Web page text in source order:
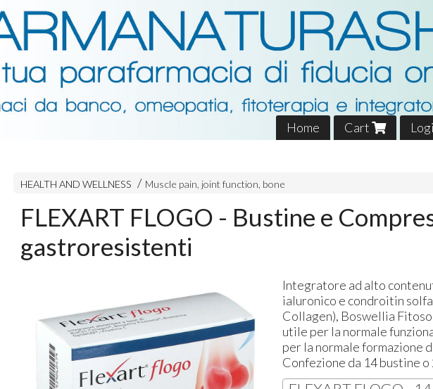
Home Cart
HEALTH AND WELLNESS Muscle pain, joint function, bone
FLEXART FLOGO - Bustine e
gastroresistenti
Integratore ad alto
ialuronico e condroitin
Collagen), Boswellia
utile per la normale
per la normale formazione
Confezione da 14 bustine o